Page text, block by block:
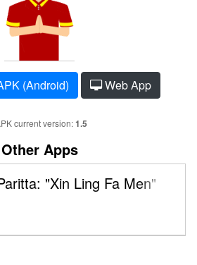
(Android) Web App
current version:1.5
Other Apps
"Xin Ling Fa Men"